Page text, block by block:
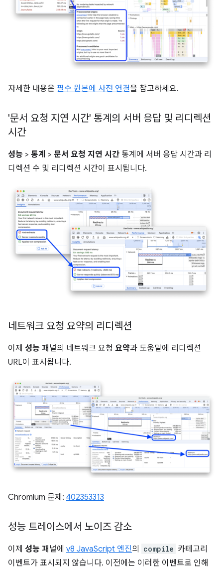
자세한 내용은 필수 원본에 사전 연결을 참고하세요.
'문서 요청 지연 시간' 통계의 서버 응답 및 리디렉션
시간
성능 > 통계 > 문서 요청 지연 시간 통계에 서버 응답 시간과 리
디렉션 수 및 리디렉션 시간이 표시됩니다.
네트워크 요청 요약의 리디렉션
이제 성능 패널의 네트워크 요청 요약과 도움말에 리디렉션
URL이 표시됩니다.
Chromium 문제: 402353313
성능 트레이스에서 노이즈 감소
이제 성능 패널에 v8 JavaScript 엔진의 compile 카테고리
이벤트가 표시되지 않습니다. 이전에는 이러한 이벤트로 인해